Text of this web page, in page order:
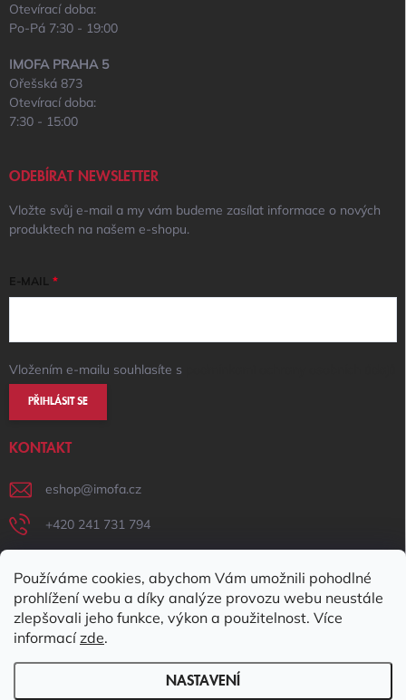
Používáme cookies, abychom Vám umožnili pohodlné
prohlížení webu a díky analýze provozu webu neustále
zlepšovali jeho funkce, výkon a použitelnost. Více
informacízde.
NASTAVENÍ
Otevírací doba:
Po-Pá 7:30 - 19:00
IMOFA PRAHA 5
Ořešská 873
Otevírací doba:
7:30 - 15:00
ODEBÍRAT NEWSLETTER
Vložte svůj e-mail a my vám budeme zasílat informace o nových
produktech na našem e-shopu.
E-MAIL
Vložením e-mailu souhlasíte s
PŘIHLÁSIT SE
KONTAKT
eshop@imofa.cz
+420 241 731 794
IMOFA Facebook
imofa_s.r.o